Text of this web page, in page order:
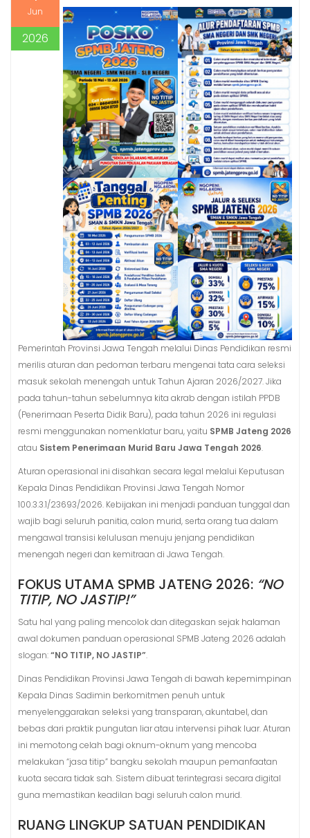
Jun
2026
Pemerintah Provinsi Jawa Tengah melalui Dinas Pendidikan resmi
merilis aturan dan pedoman terbaru mengenai tata cara seleksi
masuk sekolah menengah untuk Tahun Ajaran 2026/2027. Jika
pada tahun-tahun sebelumnya kita akrab dengan istilah PPDB
(Penerimaan Peserta Didik Baru), pada tahun 2026 ini regulasi
resmi menggunakan nomenklatur baru, yaitu SPMB Jateng 2026
atau Sistem Penerimaan Murid Baru Jawa Tengah 2026.
Aturan operasional ini disahkan secara legal melalui Keputusan
Kepala Dinas Pendidikan Provinsi Jawa Tengah Nomor
100.3.3.1/23693/2026. Kebijakan ini menjadi panduan tunggal dan
wajib bagi seluruh panitia, calon murid, serta orang tua dalam
mengawal transisi kelulusan menuju jenjang pendidikan
menengah negeri dan kemitraan di Jawa Tengah.
FOKUS UTAMA SPMB JATENG 2026: “NO
TITIP, NO JASTIP!”
Satu hal yang paling mencolok dan ditegaskan sejak halaman
awal dokumen panduan operasional SPMB Jateng 2026 adalah
slogan:“NO TITIP, NO JASTIP”.
Dinas Pendidikan Provinsi Jawa Tengah di bawah kepemimpinan
Kepala Dinas Sadimin berkomitmen penuh untuk
menyelenggarakan seleksi yang transparan, akuntabel, dan
bebas dari praktik pungutan liar atau intervensi pihak luar. Aturan
ini memotong celah bagi oknum-oknum yang mencoba
melakukan “jasa titip” bangku sekolah maupun pemanfaatan
kuota secara tidak sah. Sistem dibuat terintegrasi secara digital
guna memastikan keadilan bagi seluruh calon murid.
RUANG LINGKUP SATUAN PENDIDIKAN